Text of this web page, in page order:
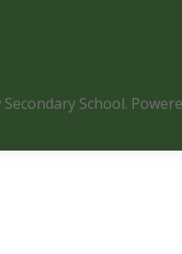
School.